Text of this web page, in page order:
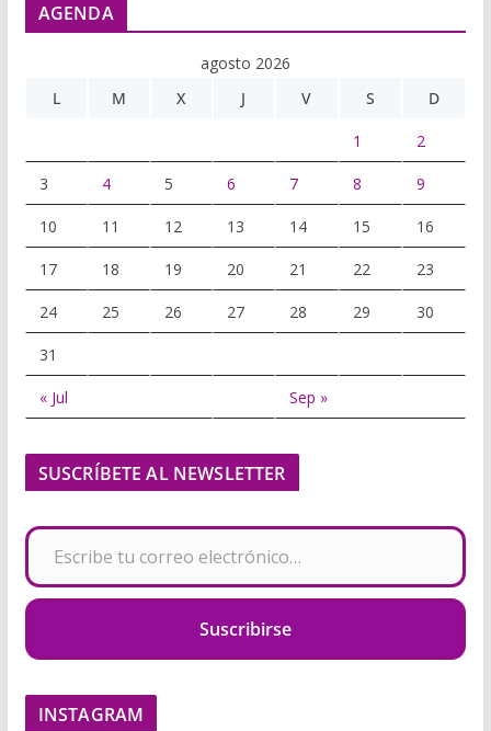
AGENDA
agosto 2026
L
M X J V S D
1 2
3 4 5 6 7 8 9
10 11 12 13 14 15 16
17 18 19 20 21 22 23
24 25 26 27 28 29 30
31
« Jul Sep »
SUSCRÍBETE AL NEWSLETTER
Escribe tu correo electrónico…
Suscribirse
INSTAGRAM